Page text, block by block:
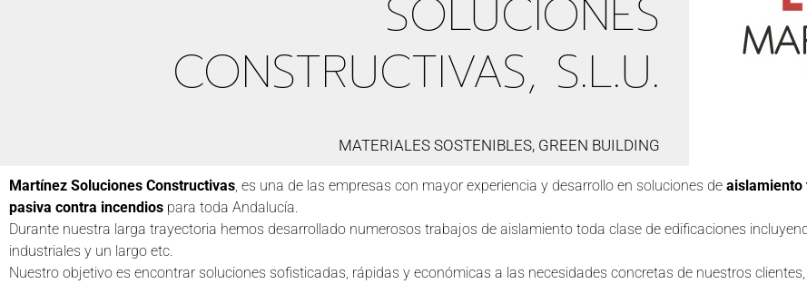
SOLUCIONES
CONSTRUCTIVAS, S.L.U.
MATERIALES SOSTENIBLES, GREEN BUILDING
Martínez Soluciones Constructivas, es una de las empresas con mayor experiencia y desarrollo en soluciones de aislamiento
pasiva contra incendios para toda Andalucía.
Durante nuestra larga trayectoria hemos desarrollado numerosos trabajos de aislamiento toda clase de edificaciones
industriales y un largo etc.
Nuestro objetivo es encontrar soluciones sofisticadas, rápidas y económicas a las necesidades concretas de nuestros